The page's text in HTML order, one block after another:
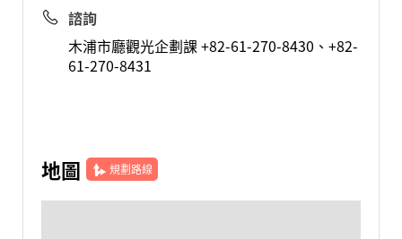
諮詢
木浦市廳觀光企劃課 +82-61-270-8430、+82-
61-270-8431
地圖 規劃路線